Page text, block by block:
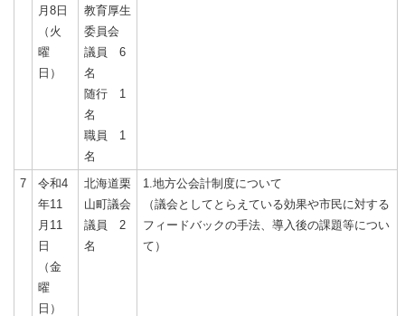
月8日
（火
曜
日）
教育厚生
委員会
議員 6
名
随行 1
名
職員 1
名
7
令和4
年11
月11
日
（金
曜
日）
北海道栗
山町議会
議員 2
名
1.地方公会計制度について
（議会としてとらえている効果や市民に対する
フィードバックの手法、導入後の課題等につい
て）